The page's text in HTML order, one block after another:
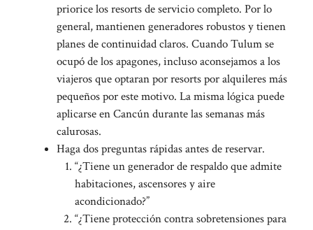
priorice los resorts de servicio completo. Por lo
general, mantienen generadores robustos y tienen
planes de continuidad claros. Cuando Tulum se
ocupó de los apagones, incluso aconsejamos a los
viajeros que optaran por resorts por alquileres más
pequeños por este motivo. La misma lógica puede
aplicarse en Cancún durante las semanas más
calurosas.
Haga dos preguntas rápidas antes de reservar.
“¿Tiene un generador de respaldo que admite
habitaciones, ascensores y aire
acondicionado?”
“¿Tiene protección contra sobretensiones para